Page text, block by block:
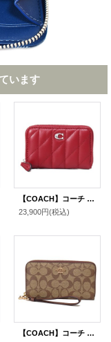
います
【COACH】コーチ カードケース レザー キルティング ピロー ロゴ スモール ジップ アラウンド スクエア スリム コインケース ダークルビー（日本未発売）
23,900円(税込)
【COACH】コーチ コーティングキャンバス スムースレザー シグネチャー リストレット ロング ジップ アラウンド 長財布 カーキ×サドル2（日本未発売）